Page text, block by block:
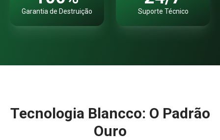
Garantia de Destruição Suporte Técnico
Tecnologia Blancco: O Padrão
Ouro